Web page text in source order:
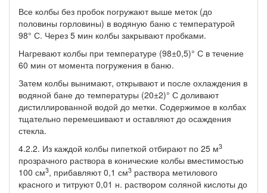
Все колбы без пробок погружают выше меток (до
половины горловины) в водяную баню с температурой
98° С. Через 5 мин колбы закрывают пробками.
Нагревают колбы при температуре (98±0,5)° С в течение
60 мин от момента погружения в баню.
Затем колбы вынимают, открывают и после охлаждения в
водяной бане до температуры (20±2)° С доливают
дистиллированной водой до метки. Содержимое в колбах
тщательно перемешивают и оставляют до осаждения
стекла.
4.2.2. Из каждой колбы пипеткой отбирают по 25 м3
прозрачного раствора в конические колбы вместимостью
100 см3, прибавляют 0,1 см3 раствора метилового
красного и титруют 0,01 н. раствором соляной кислоты до